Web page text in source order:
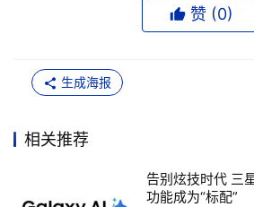
VMmark测试成绩可从
http://www.vmware.com/files/pdf/
本文来源于DOIT传媒，文章内容仅供参
赞 (0)
生成海报
相关推荐
告别炫技时代 三
功能成为“标配”